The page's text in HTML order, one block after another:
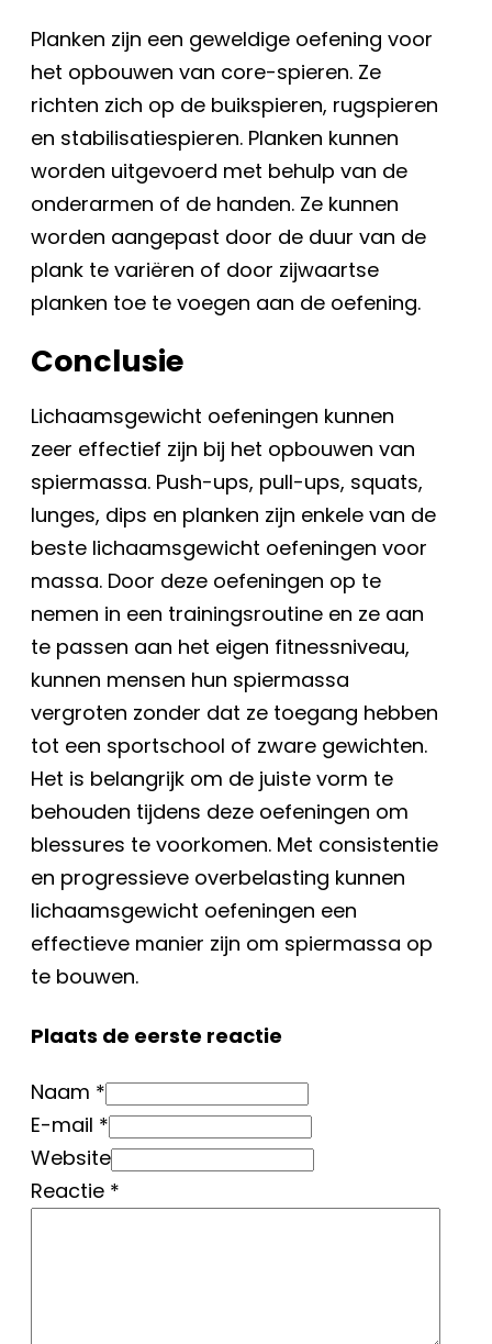
Planken zijn een geweldige oefening voor
het opbouwen van core-spieren. Ze
richten zich op de buikspieren, rugspieren
en stabilisatiespieren. Planken kunnen
worden uitgevoerd met behulp van de
onderarmen of de handen. Ze kunnen
worden aangepast door de duur van de
plank te variëren of door zijwaartse
planken toe te voegen aan de oefening.
Conclusie
Lichaamsgewicht oefeningen kunnen
zeer effectief zijn bij het opbouwen van
spiermassa. Push-ups, pull-ups, squats,
lunges, dips en planken zijn enkele van de
beste lichaamsgewicht oefeningen voor
massa. Door deze oefeningen op te
nemen in een trainingsroutine en ze aan
te passen aan het eigen fitnessniveau,
kunnen mensen hun spiermassa
vergroten zonder dat ze toegang hebben
tot een sportschool of zware gewichten.
Het is belangrijk om de juiste vorm te
behouden tijdens deze oefeningen om
blessures te voorkomen. Met consistentie
en progressieve overbelasting kunnen
lichaamsgewicht oefeningen een
effectieve manier zijn om spiermassa op
te bouwen.
Plaats de eerste reactie
Naam *
E-mail *
Website
Reactie *